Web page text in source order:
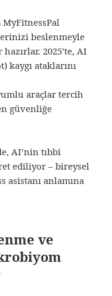
beslenmeyle
2025’te, AI
kaygı ataklarını
araçlar tercih
güvenliğe
AI’nin tıbbi
ediliyor – bireysel
asistanı anlamına
ve